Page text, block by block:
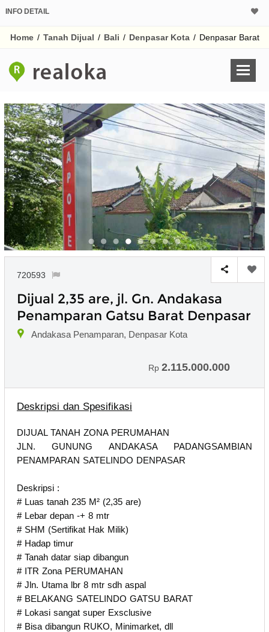
INFO DETAIL
Home / Tanah Dijual / Bali / Denpasar Kota / Denpasar Barat
720593
Dijual 2,35 are, jl. Gn. Andakasa
Penamparan Gatsu Barat Denpasar
Andakasa Penamparan, Denpasar Kota
Rp 2.115.000.000
Deskripsi dan Spesifikasi
DIJUAL TANAH ZONA PERUMAHAN
JLN. GUNUNG ANDAKASA PADANGSAMBIAN
PENAMPARAN SATELINDO DENPASAR
Deskripsi :
# Luas tanah 235 M² (2,35 are)
# Lebar depan -+ 8 mtr
# SHM (Sertifikat Hak Milik)
# Hadap timur
# Tanah datar siap dibangun
# ITR Zona PERUMAHAN
# Jln. Utama lbr 8 mtr sdh aspal
# BELAKANG SATELINDO GATSU BARAT
# Lokasi sangat super Exsclusive
# Bisa dibangun RUKO, Minimarket, dll
Untuk hasil simulasi
pada kotak-
Simpan